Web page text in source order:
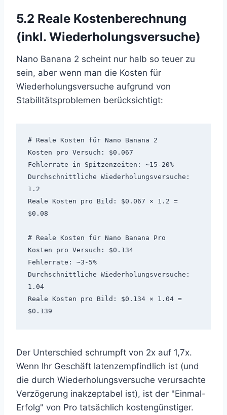
5.2 Reale Kostenberechnung
(inkl. Wiederholungsversuche)
Nano Banana 2 scheint nur halb so teuer zu
sein, aber wenn man die Kosten für
Wiederholungsversuche aufgrund von
Stabilitätsproblemen berücksichtigt:
# Reale Kosten für Nano Banana 2
Kosten pro Versuch: $0.067
Fehlerrate in Spitzenzeiten: ~15-20%
Durchschnittliche Wiederholungsversuche:
1.2
Reale Kosten pro Bild: $0.067 × 1.2 =
$0.08
# Reale Kosten für Nano Banana Pro
Kosten pro Versuch: $0.134
Fehlerrate: ~3-5%
Durchschnittliche Wiederholungsversuche:
1.04
Reale Kosten pro Bild: $0.134 × 1.04 =
Der Unterschied schrumpft von 2x auf 1,7x.
Wenn Ihr Geschäft latenzempfindlich ist (und
die durch Wiederholungsversuche verursachte
Verzögerung inakzeptabel ist), ist der "Einmal-
Erfolg" von Pro tatsächlich kostengünstiger.